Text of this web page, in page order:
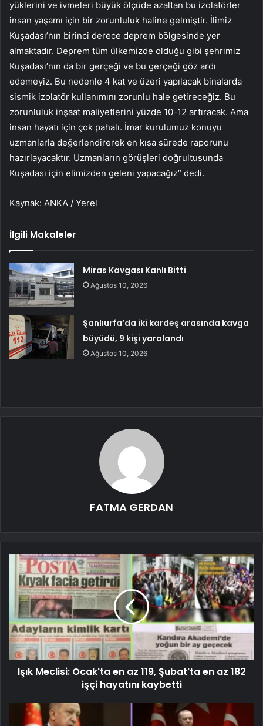
yüklerini ve ivmeleri büyük ölçüde azaltan bu izolatörler
insan yaşamı için bir zorunluluk haline gelmiştir. İlimiz
Kuşadası’nın birinci derece deprem bölgesinde yer
almaktadır. Deprem tüm ülkemizde olduğu gibi şehrimiz
Kuşadası’nın da bir gerçeği ve bu gerçeği göz ardı
edemeyiz. Bu nedenle 4 kat ve üzeri yapılacak binalarda
sismik izolatör kullanımını zorunlu hale getireceğiz. Bu
zorunluluk inşaat maliyetlerini yüzde 10-12 artıracak. Ama
insan hayatı için çok pahalı. İmar kurulumuz konuyu
uzmanlarla değerlendirerek en kısa sürede raporunu
hazırlayacaktır. Uzmanların görüşleri doğrultusunda
Kuşadası için elimizden geleni yapacağız” dedi.
Kaynak: ANKA / Yerel
İlgili Makaleler
Miras Kavgası Kanlı Bitti
Ağustos 10, 2026
Şanlıurfa’da iki kardeş arasında kavga
büyüdü, 9 kişi yaralandı
Ağustos 10, 2026
FATMA GERDAN
Işık Meclisi: Ocak'ta en az 119, Şubat'ta en az 182
işçi hayatını kaybetti